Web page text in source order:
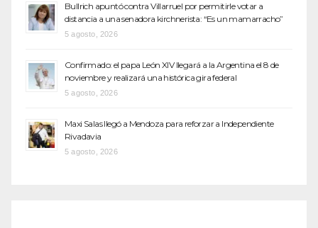
Bullrich apuntó contra Villarruel por permitirle votar a
distancia a una senadora kirchnerista: “Es un mamarracho”
5 agosto, 2026
Confirmado: el papa León XIV llegará a la Argentina el 8 de
noviembre y realizará una histórica gira federal
5 agosto, 2026
Maxi Salas llegó a Mendoza para reforzar a Independiente
Rivadavia
5 agosto, 2026